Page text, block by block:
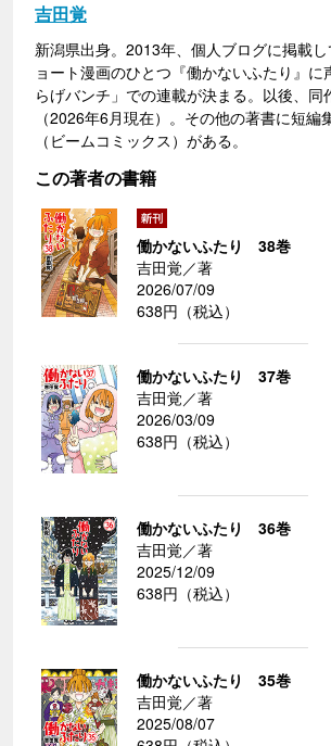
吉田覚
新潟県出身。2013年、個人ブログに掲載
ョート漫画のひとつ『働かないふたり』に
らげバンチ」での連載が決まる。以後、同
（2026年6月現在）。その他の著書に短編
（ビームコミックス）がある。
この著者の書籍
働かないふたり 38巻
吉田覚／著
2026/07/09
638円（税込）
働かないふたり 37巻
吉田覚／著
2026/03/09
638円（税込）
働かないふたり 36巻
吉田覚／著
2025/12/09
638円（税込）
働かないふたり 35巻
吉田覚／著
2025/08/07